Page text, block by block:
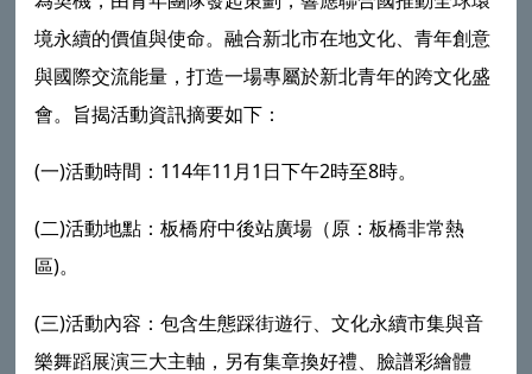
境永續的價值與使命。融合新北市在地文化、青年創意
與國際交流能量，打造一場專屬於新北青年的跨文化盛
會。旨揭活動資訊摘要如下：
(一)活動時間：114年11月1日下午2時至8時。
(二)活動地點：板橋府中後站廣場（原：板橋非常熱
區)。
(三)活動內容：包含生態踩街遊行、文化永續市集與音
樂舞蹈展演三大主軸，另有集章換好禮、臉譜彩繪體